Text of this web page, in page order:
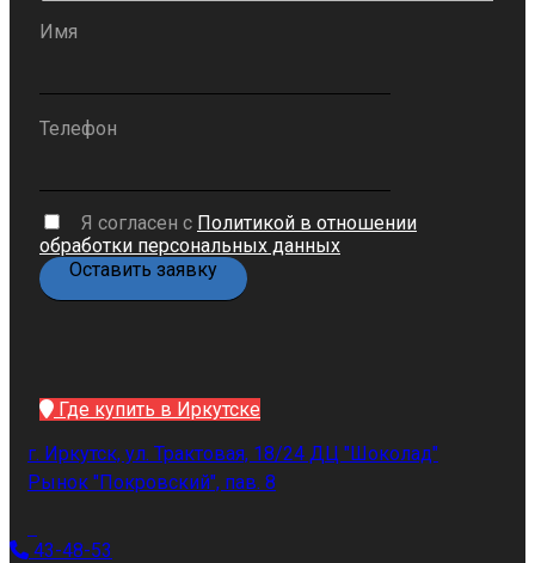
Имя
Телефон
Я согласен с Политикой в отношении
обработки персональных данных
Где купить в Иркутске
г. Иркутск, ул. Трактовая, 18/24 ДЦ "Шоколад"
Рынок "Покровский", пав. 8
43-48-53